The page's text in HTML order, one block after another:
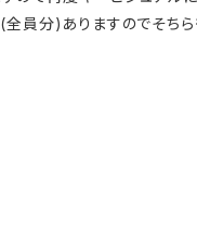
員分)ありますのでそちら